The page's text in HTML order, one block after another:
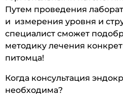
Путем проведения
и измерения уровня и
специалист сможет
методику лечения
питомца!
Когда консультация
необходима?